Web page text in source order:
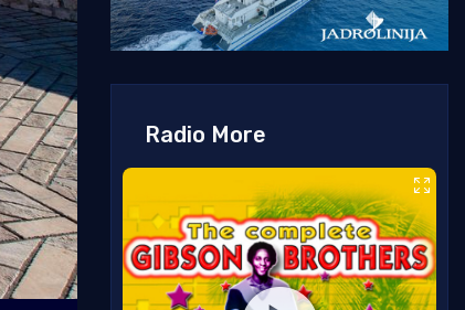
Radio More